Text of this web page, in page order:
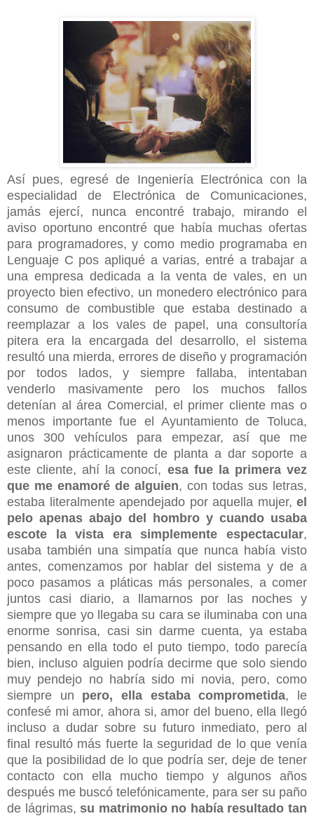
Así pues, egresé de Ingeniería Electrónica con la
especialidad de Electrónica de Comunicaciones,
jamás ejercí, nunca encontré trabajo, mirando el
aviso oportuno encontré que había muchas ofertas
para programadores, y como medio programaba en
Lenguaje C pos apliqué a varias, entré a trabajar a
una empresa dedicada a la venta de vales, en un
proyecto bien efectivo, un monedero electrónico para
consumo de combustible que estaba destinado a
reemplazar a los vales de papel, una consultoría
pitera era la encargada del desarrollo, el sistema
resultó una mierda, errores de diseño y programación
por todos lados, y siempre fallaba, intentaban
venderlo masivamente pero los muchos fallos
detenían al área Comercial, el primer cliente mas o
menos importante fue el Ayuntamiento de Toluca,
unos 300 vehículos para empezar, así que me
asignaron prácticamente de planta a dar soporte a
este cliente, ahí la conocí, esa fue la primera vez
que me enamoré de alguien, con todas sus letras,
estaba literalmente apendejado por aquella mujer, el
pelo apenas abajo del hombro y cuando usaba
escote la vista era simplemente espectacular,
usaba también una simpatía que nunca había visto
antes, comenzamos por hablar del sistema y de a
poco pasamos a pláticas más personales, a comer
juntos casi diario, a llamarnos por las noches y
siempre que yo llegaba su cara se iluminaba con una
enorme sonrisa, casi sin darme cuenta, ya estaba
pensando en ella todo el puto tiempo, todo parecía
bien, incluso alguien podría decirme que solo siendo
muy pendejo no habría sido mi novia, pero, como
siempre un pero, ella estaba comprometida, le
confesé mi amor, ahora si, amor del bueno, ella llegó
incluso a dudar sobre su futuro inmediato, pero al
final resultó más fuerte la seguridad de lo que venía
que la posibilidad de lo que podría ser, deje de tener
contacto con ella mucho tiempo y algunos años
después me buscó telefónicamente, para ser su paño
de lágrimas, su matrimonio no había resultado tan